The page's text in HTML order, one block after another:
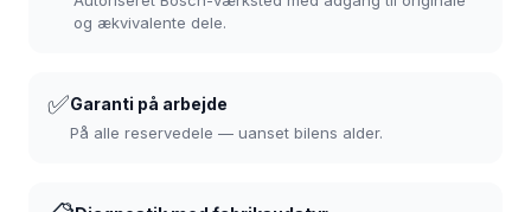
og ækvivalente dele.
✅Garanti på arbejde
På alle reservedele — uanset bilens alder.